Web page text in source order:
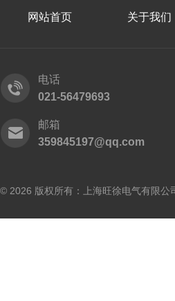
网站首页 关于我们
电话
021-56479693
邮箱
359845197@qq.com
© 2026 版权所有：上海旺徐电气有限公